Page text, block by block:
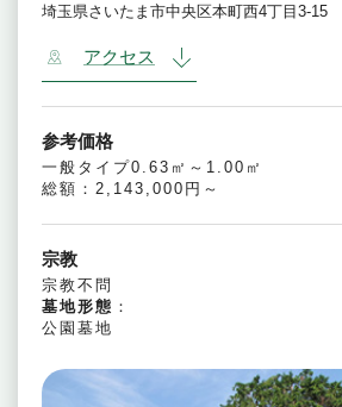
埼玉県さいたま市中央区本町西4丁目3-15
アクセス
参考価格
一般タイプ0.63㎡～1.00㎡
総額：2,143,000円～
宗教
宗教不問
墓地形態 ：
公園墓地